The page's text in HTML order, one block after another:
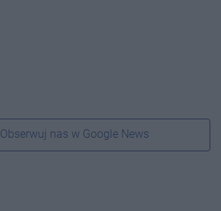
Obserwuj nas w Google News